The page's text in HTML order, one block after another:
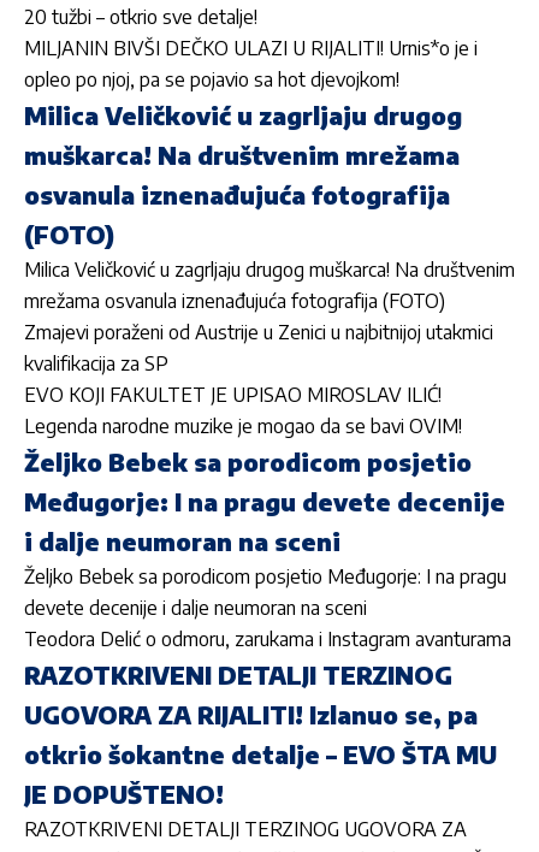
20 tužbi – otkrio sve detalje!
MILJANIN BIVŠI DEČKO ULAZI U RIJALITI! Urnis*o je i
opleo po njoj, pa se pojavio sa hot djevojkom!
Milica Veličković u zagrljaju drugog
muškarca! Na društvenim mrežama
osvanula iznenađujuća fotografija
(FOTO)
Milica Veličković u zagrljaju drugog muškarca! Na društvenim
mrežama osvanula iznenađujuća fotografija (FOTO)
Zmajevi poraženi od Austrije u Zenici u najbitnijoj utakmici
kvalifikacija za SP
EVO KOJI FAKULTET JE UPISAO MIROSLAV ILIĆ!
Legenda narodne muzike je mogao da se bavi OVIM!
Željko Bebek sa porodicom posjetio
Međugorje: I na pragu devete decenije
i dalje neumoran na sceni
Željko Bebek sa porodicom posjetio Međugorje: I na pragu
devete decenije i dalje neumoran na sceni
Teodora Delić o odmoru, zarukama i Instagram avanturama
RAZOTKRIVENI DETALJI TERZINOG
UGOVORA ZA RIJALITI! Izlanuo se, pa
otkrio šokantne detalje – EVO ŠTA MU
JE DOPUŠTENO!
RAZOTKRIVENI DETALJI TERZINOG UGOVORA ZA